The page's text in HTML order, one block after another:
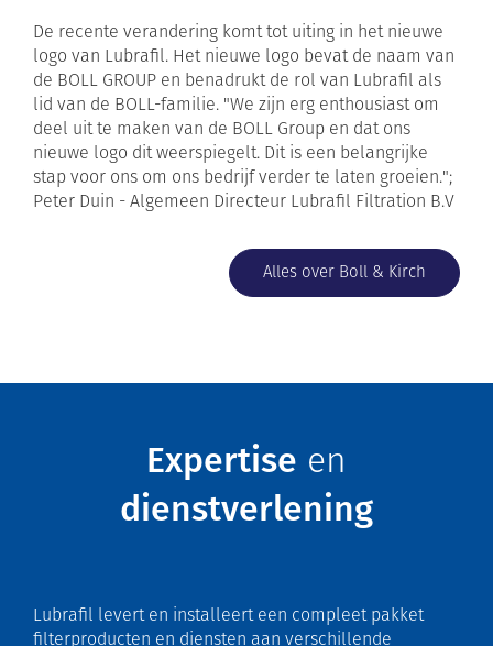
De recente verandering komt tot uiting in het nieuwe
logo van Lubrafil. Het nieuwe logo bevat de naam van
de BOLL GROUP en benadrukt de rol van Lubrafil als
lid van de BOLL-familie. "We zijn erg enthousiast om
deel uit te maken van de BOLL Group en dat ons
nieuwe logo dit weerspiegelt. Dit is een belangrijke
stap voor ons om ons bedrijf verder te laten groeien.";
Peter Duin - Algemeen Directeur Lubrafil Filtration B.V
Alles over Boll & Kirch
Expertise en
dienstverlening
Lubrafil levert en installeert een compleet pakket
filterproducten en diensten aan verschillende